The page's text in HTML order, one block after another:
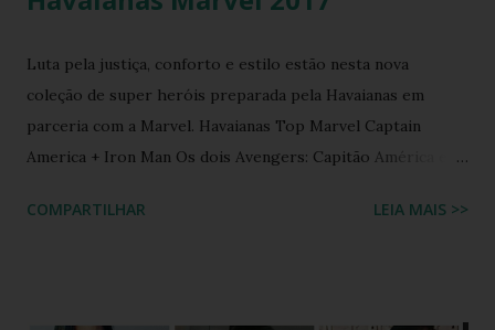
Luta pela justiça, conforto e estilo estão nesta nova
coleção de super heróis preparada pela Havaianas em
parceria com a Marvel. Havaianas Top Marvel Captain
America + Iron Man Os dois Avengers: Capitão América e
com ilustrações clássicas. Nas tiras, o logotipo branco da
COMPARTILHAR LEIA MAIS >>